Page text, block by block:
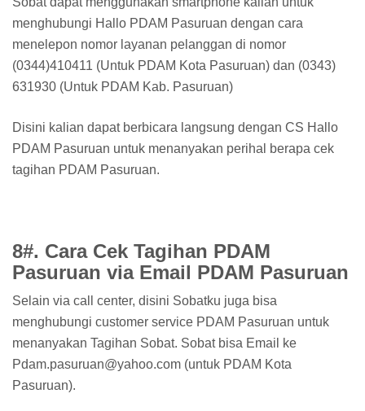
menghubungi Hallo PDAM Pasuruan dengan cara
menelepon nomor layanan pelanggan di nomor
(0344)410411 (Untuk PDAM Kota Pasuruan) dan (0343)
631930 (Untuk PDAM Kab. Pasuruan)
Disini kalian dapat berbicara langsung dengan CS Hallo
PDAM Pasuruan untuk menanyakan perihal berapa cek
tagihan PDAM Pasuruan.
8#. Cara Cek Tagihan PDAM
Pasuruan via Email PDAM Pasuruan
Selain via call center, disini Sobatku juga bisa
menghubungi customer service PDAM Pasuruan untuk
menanyakan Tagihan Sobat. Sobat bisa Email ke
Pdam.pasuruan@yahoo.com (untuk PDAM Kota
Pasuruan).